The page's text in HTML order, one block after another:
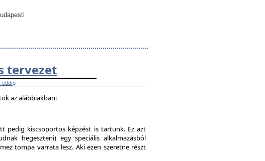
tervezet
eddig
az alábbiakban:
pedig kiscsoportos képzést is tartunk. Ez azt
hegeszteni) egy speciális alkalmazásból
tompa varrata lesz. Aki ezen szeretne részt